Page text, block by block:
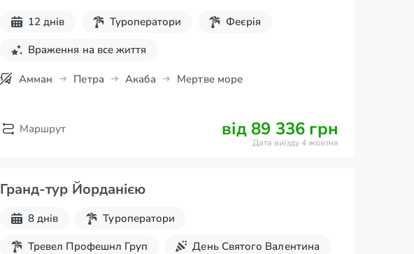
12 днів Туроператори
Феєрія
Враження на все життя
Амман Петра Акаба Мертве море
Маршрут від 89 336 грн
Дата виїзду 4 жовтня
Гранд-тур Йорданією
8 днів
Туроператори
Тревел Профешнл Груп
День Святого Валентина